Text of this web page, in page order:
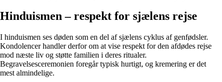
Hinduismen – respekt for sjælens rejse
I hinduismen ses døden som en del af sjælens cyklus af genfødsler.
Kondolencer handler derfor om at vise respekt for den afdødes rejse
mod næste liv og støtte familien i deres ritualer.
Begravelsesceremonien foregår typisk hurtigt, og kremering er det
mest almindelige.